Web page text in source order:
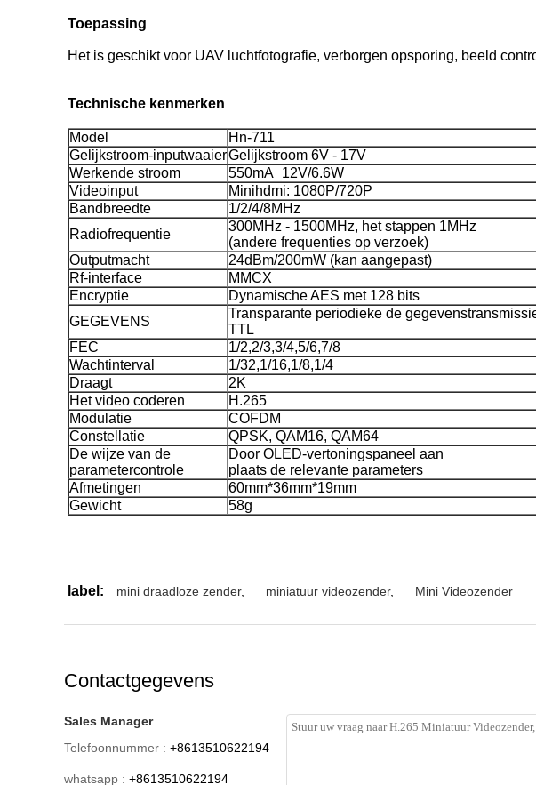
Toepassing
Het is geschikt voor UAV luchtfotografie, verborgen opsporing, beeld
Technische kenmerken
Model
Hn-711
Gelijkstroom-inputwaaierGelijkstroom 6V - 17V
Werkende stroom
550mA_12V/6.6W
Videoinput
Minihdmi: 1080P/720P
Bandbreedte
1/2/4/8MHz
Radiofrequentie
300MHz - 1500MHz, het stappen 1MHz
(andere frequenties op verzoek)
Outputmacht
24dBm/200mW (kan aangepast)
Rf-interface
MMCX
Encryptie
Dynamische AES met 128 bits
GEGEVENS
Transparante periodieke de
TTL
FEC
1/2,2/3,3/4,5/6,7/8
Wachtinterval
1/32,1/16,1/8,1/4
Draagt
2K
Het video coderen
H.265
Modulatie
COFDM
Constellatie
QPSK, QAM16, QAM64
De wijze van de
parametercontrole
Door OLED-vertoningspaneel aan
plaats de relevante parameters
Afmetingen
60mm*36mm*19mm
Gewicht
58g
label: mini draadloze zender, miniatuur videozender, Mini Videozender
Contactgegevens
Sales Manager
Telefoonnummer : +8613510622194
whatsapp : +8613510622194